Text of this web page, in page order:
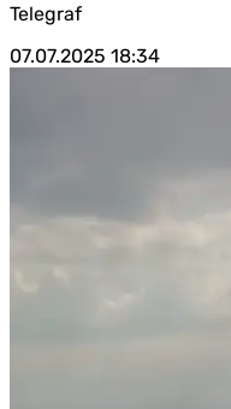
Telegraf
07.07.2025 18:34